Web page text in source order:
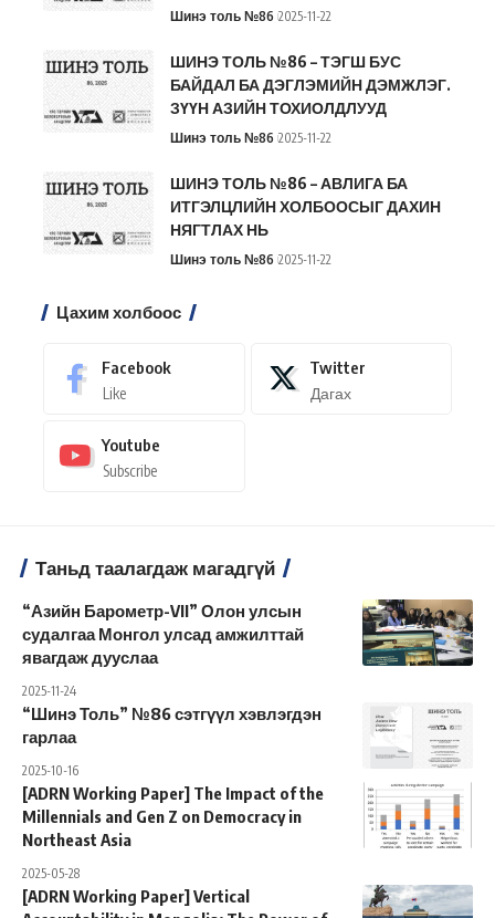
Шинэ толь №86 2025-11-22
ШИНЭ ТОЛЬ №86 – ТЭГШ БУС
БАЙДАЛ БА ДЭГЛЭМИЙН ДЭМЖЛЭГ.
ЗҮҮН АЗИЙН ТОХИОЛДЛУУД
Шинэ толь №86 2025-11-22
ШИНЭ ТОЛЬ №86 – АВЛИГА БА
ИТГЭЛЦЛИЙН ХОЛБООСЫГ ДАХИН
НЯГТЛАХ НЬ
Шинэ толь №86 2025-11-22
Цахим холбоос
Facebook
Like
Twitter
Дагах
Youtube
Subscribe
Таньд таалагдаж магадгүй
“Азийн Барометр-VII” Олон улсын
судалгаа Монгол улсад амжилттай
явагдаж дууслаа
2025-11-24
“Шинэ Толь” №86 сэтгүүл хэвлэгдэн
гарлаа
2025-10-16
[ADRN Working Paper] The Impact of the
Millennials and Gen Z on Democracy in
Northeast Asia
2025-05-28
[ADRN Working Paper] Vertical